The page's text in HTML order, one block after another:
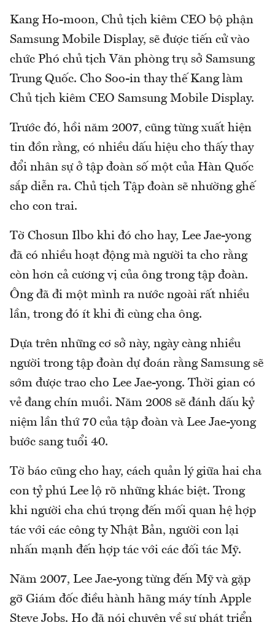
Kang Ho-moon, Chủ tịch kiêm CEO bộ phận
Samsung Mobile Display, sẽ được tiến cử vào
chức Phó chủ tịch Văn phòng trụ sở Samsung
Trung Quốc. Cho Soo-in thay thế Kang làm
Chủ tịch kiêm CEO Samsung Mobile Display.
Trước đó, hồi năm 2007, cũng từng xuất hiện
tin đồn rằng, có nhiều dấu hiệu cho thấy thay
đổi nhân sự ở tập đoàn số một của Hàn Quốc
sắp diễn ra. Chủ tịch Tập đoàn sẽ nhường ghế
cho con trai.
Tờ Chosun Ilbo khi đó cho hay, Lee Jae-yong
đã có nhiều hoạt động mà người ta cho rằng
còn hơn cả cương vị của ông trong tập đoàn.
Ông đã đi một mình ra nước ngoài rất nhiều
lần, trong đó ít khi đi cùng cha ông.
Dựa trên những cơ sở này, ngày càng nhiều
người trong tập đoàn dự đoán rằng Samsung sẽ
sớm được trao cho Lee Jae-yong. Thời gian có
vẻ đang chín muồi. Năm 2008 sẽ đánh dấu kỷ
niệm lần thứ 70 của tập đoàn và Lee Jae-yong
bước sang tuổi 40.
Tờ báo cũng cho hay, cách quản lý giữa hai cha
con tỷ phú Lee lộ rõ những khác biệt. Trong
khi người cha chú trọng đến mối quan hệ hợp
tác với các công ty Nhật Bản, người con lại
nhấn mạnh đến hợp tác với các đối tác Mỹ.
Năm 2007, Lee Jae-yong từng đến Mỹ và gặp
gỡ Giám đốc điều hành hãng máy tính Apple
Steve Jobs. Họ đã nói chuyện về sự phát triển